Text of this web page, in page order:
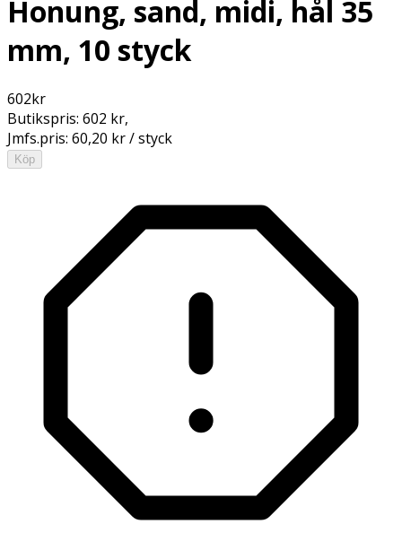
Honung, sand, midi, hål 35
mm, 10 styck
602kr
Butikspris: 602 kr,
Jmfs.pris: 60,20 kr / styck
Köp